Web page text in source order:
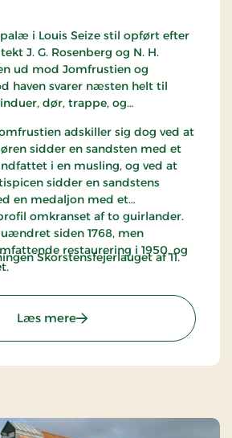
i Louis Seize stil opført efter
J. G. Rosenberg og N. H.
ud mod Jomfrustien og
haven svarer næsten helt til
dør, trappe, og
adskiller sig dog ved at
sidder en sandsten med et
i en musling, og ved at
sidder en sandstens
en medaljon med et
omkranset af to guirlander.
siden 1768, men
restaurering i 1950, og
Skorstensfejerlauget af 11.
Læs mere: Amtmandspalæet -